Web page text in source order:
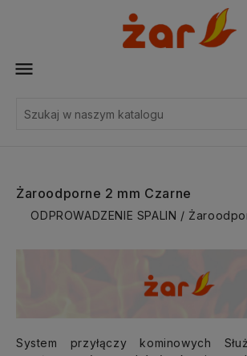

Żaroodporne 2 mm Czarne
ODPROWADZENIE SPALIN
System przyłączy kominowych